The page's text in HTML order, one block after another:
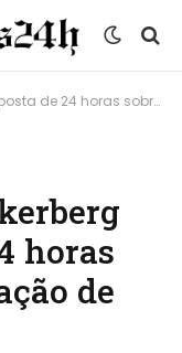
desinformação de Israel e do Hamas
horas
de